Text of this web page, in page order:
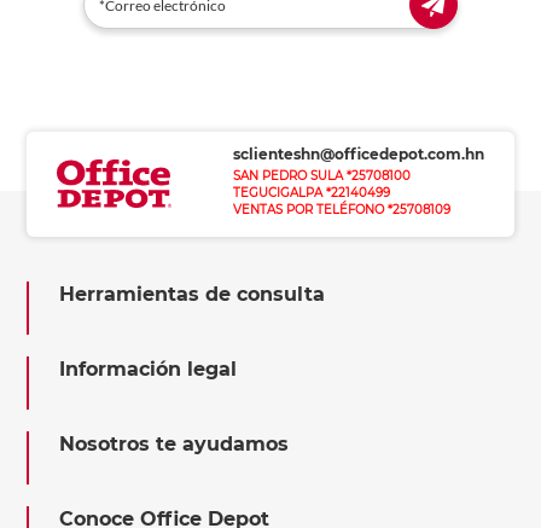
sclienteshn@officedepot.com.hn
SAN PEDRO SULA *25708100
TEGUCIGALPA *22140499
VENTAS POR TELÉFONO *25708109
Herramientas de consulta
Información legal
Nosotros te ayudamos
Conoce Office Depot